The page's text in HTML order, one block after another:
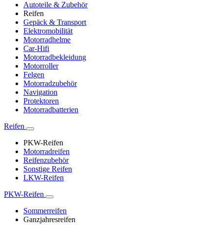
Autoteile & Zubehör
Reifen
Gepäck & Transport
Elektromobilität
Motorradhelme
Car-Hifi
Motorradbekleidung
Motorroller
Felgen
Motorradzubehör
Navigation
Protektoren
Motorradbatterien
Reifen
PKW-Reifen
Motorradreifen
Reifenzubehör
Sonstige Reifen
LKW-Reifen
PKW-Reifen
Sommerreifen
Ganzjahresreifen